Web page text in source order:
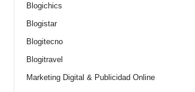
Blogichics
Blogistar
Blogitecno
Blogitravel
Marketing Digital & Publicidad Online